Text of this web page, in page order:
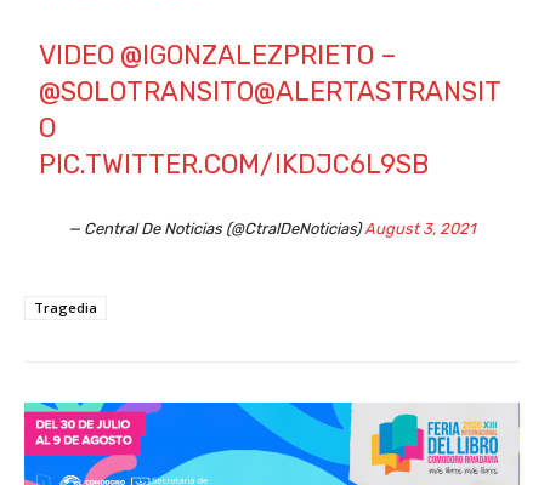
VIDEO @IGONZALEZPRIETO –
@SOLOTRANSITO@ALERTASTRANSIT
O
PIC.TWITTER.COM/IKDJC6L9SB
— Central De Noticias (@CtralDeNoticias)August 3, 2021
Tragedia